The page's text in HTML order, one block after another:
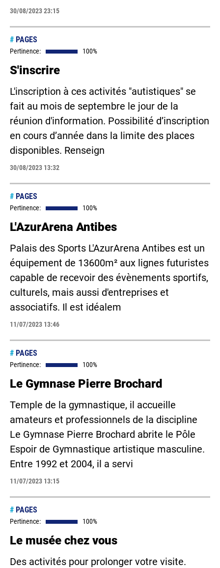
30/08/2023 23:15
# PAGES
Pertinence: 100%
S'inscrire
L'inscription à ces activités "autistiques" se
fait au mois de septembre le jour de la
réunion d'information. Possibilité d’inscription
en cours d’année dans la limite des places
disponibles. Renseign
30/08/2023 13:32
# PAGES
Pertinence: 100%
L'AzurArena Antibes
Palais des Sports L'AzurArena Antibes est un
équipement de 13600m² aux lignes futuristes
capable de recevoir des évènements sportifs,
culturels, mais aussi d'entreprises et
associatifs. Il est idéalem
11/07/2023 13:46
# PAGES
Pertinence: 100%
Le Gymnase Pierre Brochard
Temple de la gymnastique, il accueille
amateurs et professionnels de la discipline
Le Gymnase Pierre Brochard abrite le Pôle
Espoir de Gymnastique artistique masculine.
Entre 1992 et 2004, il a servi
11/07/2023 13:15
# PAGES
Pertinence: 100%
Le musée chez vous
Des activités pour prolonger votre visite.